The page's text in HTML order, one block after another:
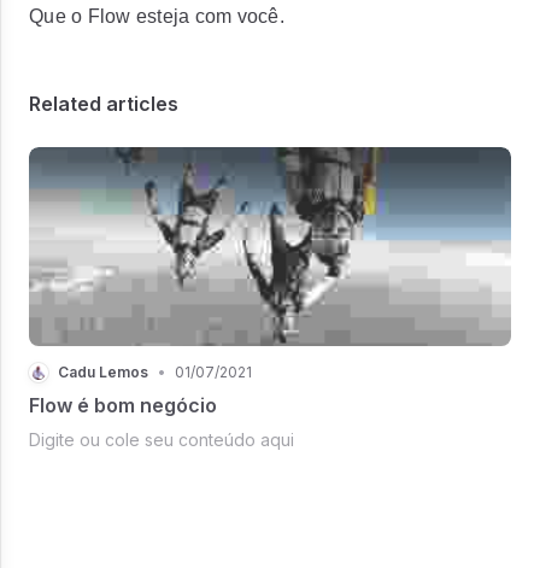
Que o Flow esteja com você.
Related articles
Cadu Lemos • 01/07/2021
Flow é bom negócio
Digite ou cole seu conteúdo aqui